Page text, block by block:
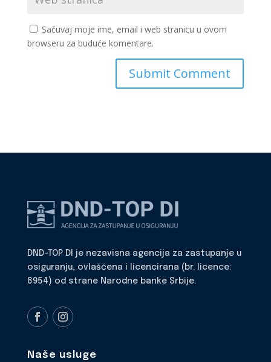
Sačuvaj moje ime, email i web stranicu u ovom
browseru za buduće komentare.
DND-TOP DI je nezavisna agencija za zastupanje u
osiguranju, ovlašćena i licencirana (br. licence:
8954) od strane Narodne banke Srbije.
Naše usluge